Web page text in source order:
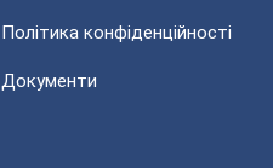
Політика конфіденційності
Документи